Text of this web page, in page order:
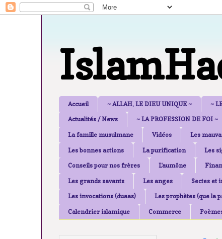
Accueil ~ ALLAH, LE DIEU UNIQUE ~ ~
Actualités / News ~ LA PROFESSION DE FOI ~
La famille musulmane Vidéos Les
Les bonnes actions La purification Les
Conseils pour nos frères L'aumône
Les grands savants Les anges Sectes et
Les invocations (duaas) Les prophètes (que la
Calendrier islamique Commerce